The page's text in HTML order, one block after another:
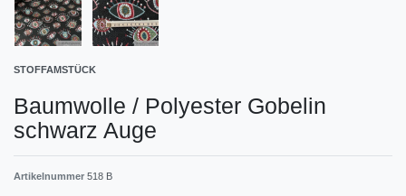
STOFFAMSTÜCK
Baumwolle / Polyester Gobelin
schwarz Auge
Artikelnummer 518 B